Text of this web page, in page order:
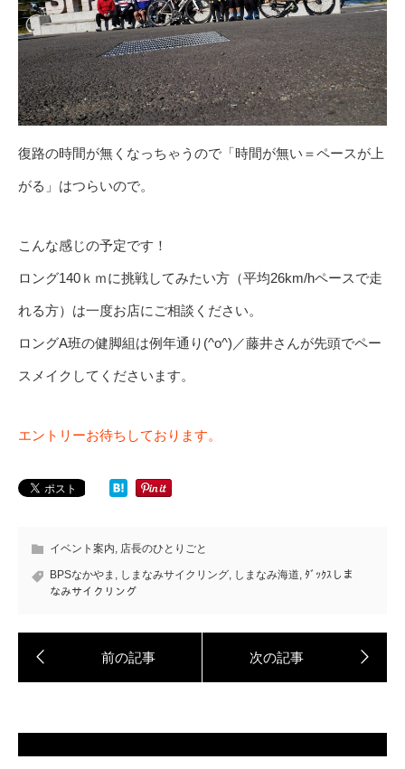
復路の時間が無くなっちゃうので「時間が無い＝ペースが上
がる」はつらいので。
こんな感じの予定です！
ロング140ｋｍに挑戦してみたい方（平均26km/hペースで走
れる方）は一度お店にご相談ください。
ロングA班の健脚組は例年通り(^o^)／藤井さんが先頭でペー
スメイクしてくださいます。
エントリーお待ちしております。
イベント案内, 店長のひとりごと
BPSなかやま , しまなみサイクリング, しまなみ海道, ﾀﾞｯｸｽしま
なみサイクリング